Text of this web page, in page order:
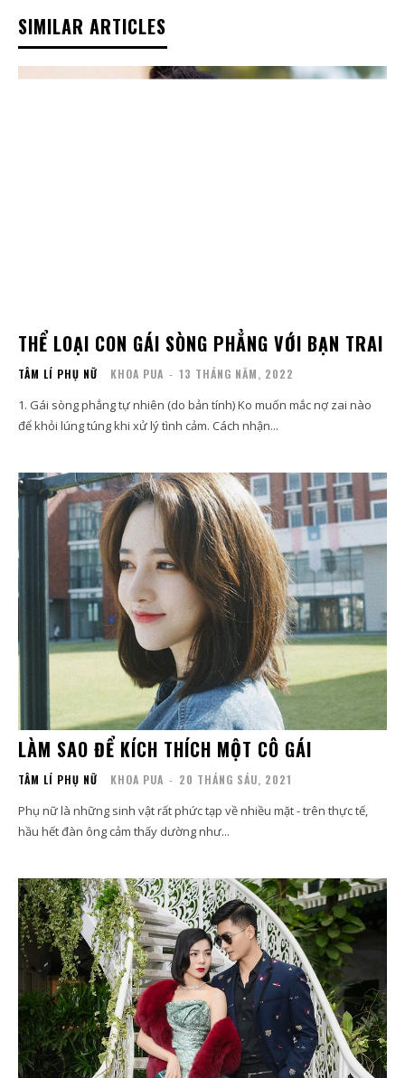
SIMILAR ARTICLES
THỂ LOẠI CON GÁI SÒNG PHẲNG VỚI BẠN TRAI
TÂM LÍ PHỤ NỮ KHOA PUA - 13 THÁNG NĂM, 2022
1. Gái sòng phẳng tự nhiên (do bản tính) Ko muốn mắc nợ zai nào
để khỏi lúng túng khi xử lý tình cảm. Cách nhận...
LÀM SAO ĐỂ KÍCH THÍCH MỘT CÔ GÁI
TÂM LÍ PHỤ NỮ KHOA PUA - 20 THÁNG SÁU, 2021
Phụ nữ là những sinh vật rất phức tạp về nhiều mặt - trên thực tế,
hầu hết đàn ông cảm thấy dường như...